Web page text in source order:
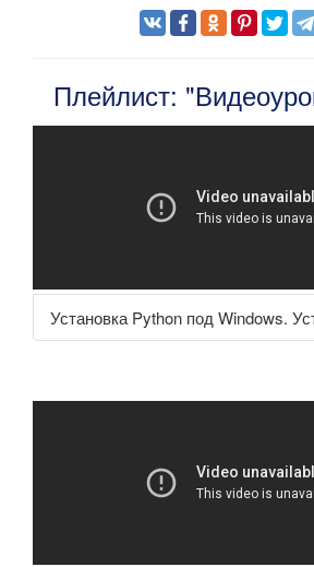
Плейлист:
Установка Python под Windows.